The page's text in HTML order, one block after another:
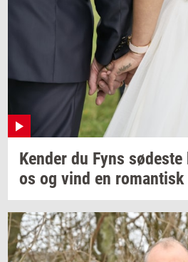
Ken­der du Fyns sø­de­ste
os og vind en ro­man­tisk